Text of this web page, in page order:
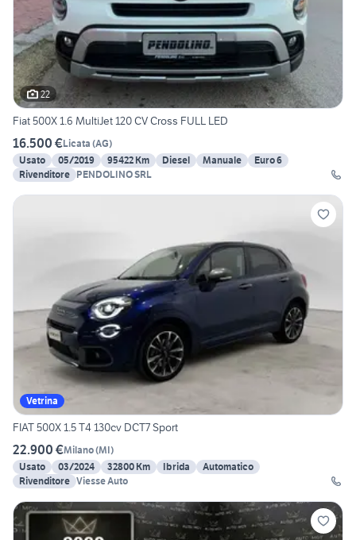
22
Fiat 500X 1.6 MultiJet 120 CV Cross FULL LED
16.500 €Licata (AG)
Usato
05/2019 95422 Km Diesel Manuale
Euro 6
Rivenditore PENDOLINO SRL
Vetrina
FIAT 500X 1.5 T4 130cv DCT7 Sport
22.900 €Milano(MI)
Usato
03/2024 32800 Km Ibrida
Automatico
Rivenditore Viesse Auto